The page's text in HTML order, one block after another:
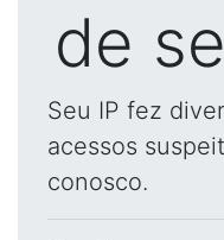
de
Seu IP fez
acessos
conosco.